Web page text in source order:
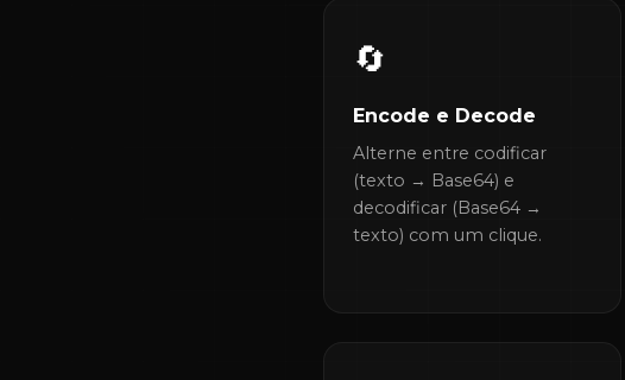
🔄
Encode e Decode
Alterne entre codificar
(texto → Base64) e
decodificar (Base64 →
texto) com um clique.